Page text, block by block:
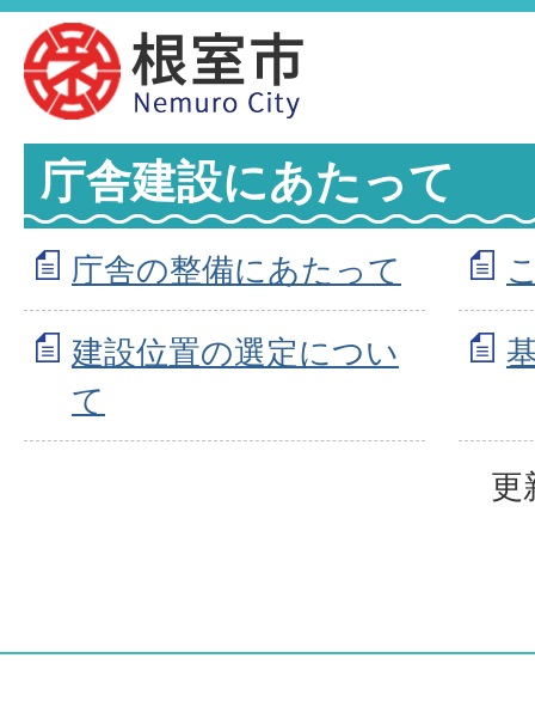
庁舎建設にあたって
庁舎の整備にあたって
建設位置の選定につい
て
更